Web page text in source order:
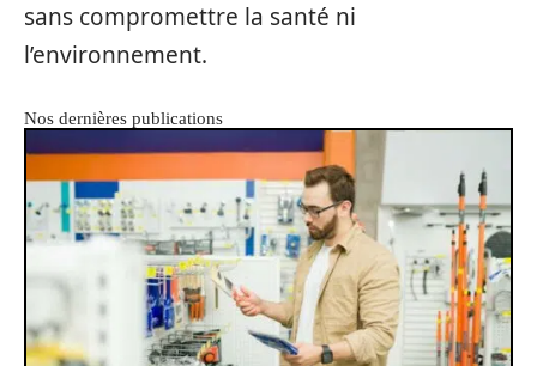
sans compromettre la santé ni
l’environnement.
Nos dernières publications